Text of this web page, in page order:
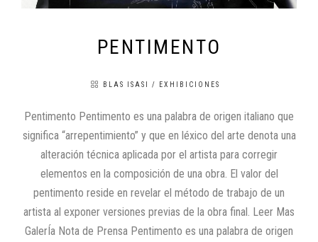
PENTIMENTO
BLAS ISASI / EXHIBICIONES
Pentimento Pentimento es una palabra de origen italiano que
significa “arrepentimiento” y que en léxico del arte denota una
alteración técnica aplicada por el artista para corregir
elementos en la composición de una obra. El valor del
pentimento reside en revelar el método de trabajo de un
artista al exponer versiones previas de la obra final. Leer Mas
GalerÍa Nota de Prensa Pentimento es una palabra de origen